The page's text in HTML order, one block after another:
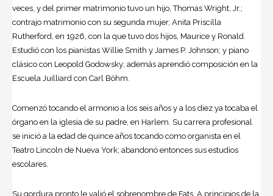
veces, y del primer matrimonio tuvo un hijo, Thomas Wright, Jr.;
contrajo matrimonio con su segunda mujer, Anita Priscilla
Rutherford, en 1926, con la que tuvo dos hijos, Maurice y Ronald.
Estudió con los pianistas Willie Smith y James P. Johnson; y piano
clásico con Leopold Godowsky; además aprendió composición en la
Escuela Juilliard con Carl Böhm.
Comenzó tocando el armonio a los seis años y a los diez ya tocaba el
órgano en la iglesia de su padre, en Harlem. Su carrera profesional
se inició a la edad de quince años tocando como organista en el
Teatro Lincoln de Nueva York; abandonó entonces sus estudios
escolares.
Su gordura pronto le valió el sobrenombre de Fats. A principios de la